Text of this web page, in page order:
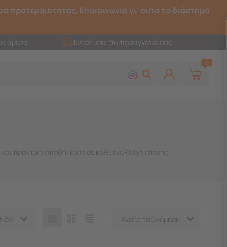
προτεραιότητας. Επικοινωνία γι' αυτό το διάστημα
άμεσα. Εντοπίστε την παραγγελία σας
0
πρακτική αποθήκευση σε κάθε εναλλαγή εποχής.
Χωρίς ταξινόμηση